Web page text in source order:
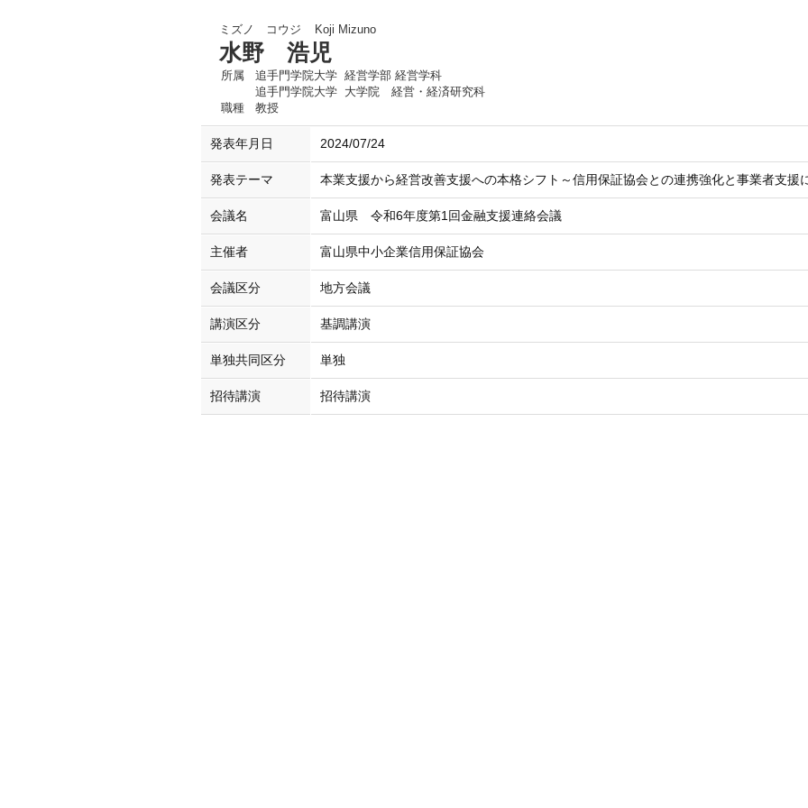
ミズノ コウジ Koji Mizuno
水野 浩児
所属
追手門学院大学 経営学部 経営学科
追手門学院大学 大学院 経営・経済研究科
職種
教授
発表年月日 2024/07/24
発表テーマ 本業支援から経営改善支援への本格シフト～信用保証協会との連携強化と事業者支援
会議名 富山県 令和6年度第1回金融支援連絡会議
主催者 富山県中小企業信用保証協会
会議区分 地方会議
講演区分 基調講演
単独共同区分 単独
招待講演 招待講演